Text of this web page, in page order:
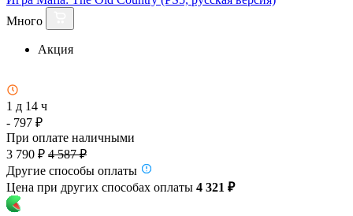
Много
Акция
1 д 14 ч
- 797 ₽
При оплате наличными
3 790 ₽ 4 587 ₽
Другие способы оплаты
Цена при других способах оплаты 4 321 ₽